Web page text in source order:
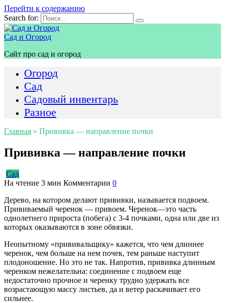
Перейти к содержанию
Search for:
Сад и Огород
Сайт про сад и огород
Огород
Сад
Садовый инвентарь
Разное
Главная » Прививка — направление почки
Прививка — направление почки
Сад
На чтение 3 мин Комментарии 0
Дерево, на котором делают прививки, называется подвоем.
Прививаемый черенок — привоем. Черенок—это часть
однолетнего прироста (побега) с 3-4 почками, одна или две из
которых оказываются в зоне обвязки.
Неопытному «прививальщику» кажется, что чем длиннее
черенок, чем больше на нем почек, тем раньше наступит
плодоношение. Но это не так. Напротив, прививка длинным
черенком нежелательна: соединение с подвоем еще
недостаточно прочное и черенку трудно удержать все
возрастающую массу листьев, да и ветер раскачивает его
сильнее.